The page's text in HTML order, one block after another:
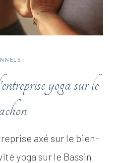
yoga sur le
axé sur le bien-
yoga sur le Bassin